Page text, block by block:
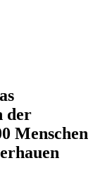
der
Menschen